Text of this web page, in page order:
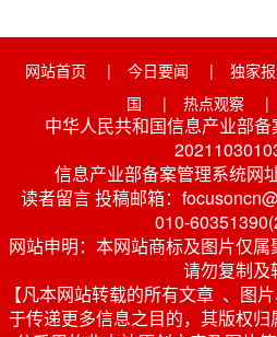
网站首页 | 今日要闻 | 独家
国
| 热点观察 |
中华人民共和国信息产业部
信息产业部备案管理系统网
读者留言 投稿邮箱：
010-
网站申明：本网站商标及图片仅
请勿复制及
【凡本网站转载的所有文章 、图
于传递更多信息之目的，其版权